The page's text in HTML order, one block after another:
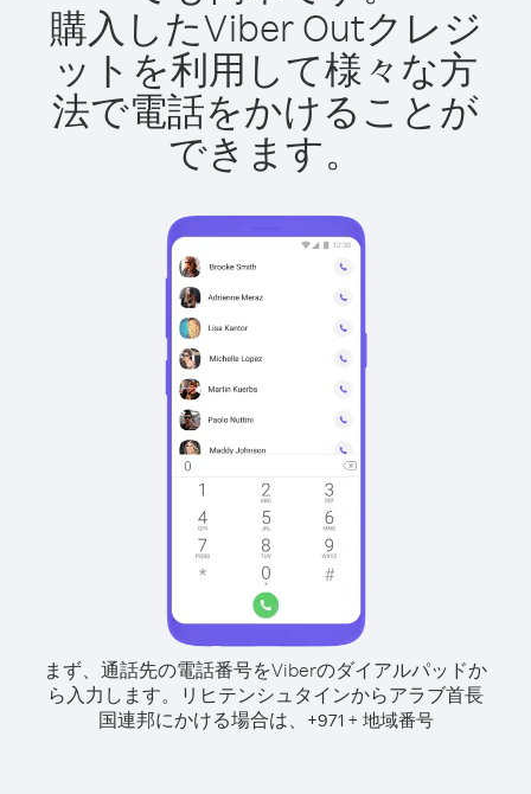
購入したViber Outクレジ
ットを利用して様々な方
法で電話をかけることが
できます。
まず、通話先の電話番号をViberのダイアルパッドか
ら入力します。
リヒテンシュタインからアラブ首長
国連邦にかける場合は、
+971+ 地域番号